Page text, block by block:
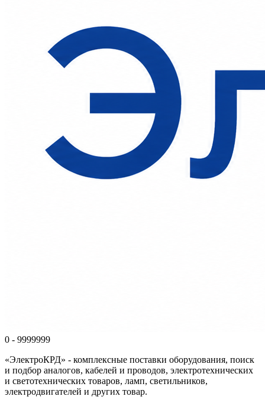
0 - 9999999
«ЭлектроКРД» - комплексные поставки оборудования, поиск
и подбор аналогов, кабелей и проводов, электротехнических
и светотехнических товаров, ламп, светильников,
электродвигателей и других товар.